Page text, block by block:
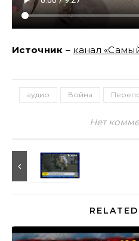
Источник – канал
аудио Война
Нет